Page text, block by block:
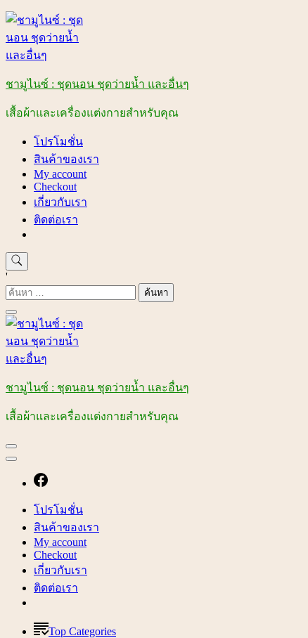
Skip
content
ชามูไนซ์ : ชุดนอน ชุดว่ายน้ำ และอื่นๆ
เสื้อผ้าและเครื่องแต่งกายสำหรับคุณ
โปรโมชั่น
สินค้าของเรา
My account
Checkout
เกี่ยวกับเรา
ติดต่อเรา
'
ค้นหา
สำหรับ:
ชามูไนซ์ : ชุดนอน ชุดว่ายน้ำ และอื่นๆ
เสื้อผ้าและเครื่องแต่งกายสำหรับคุณ
โปรโมชั่น
สินค้าของเรา
My account
Checkout
เกี่ยวกับเรา
ติดต่อเรา
Top Categories